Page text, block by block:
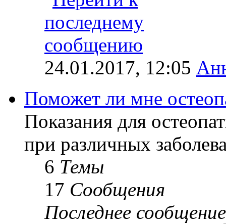
24.01.2017, 12:05
Поможет ли мне
Показания для
при различных
6 Темы
17 Сообщения
Последнее сообщение